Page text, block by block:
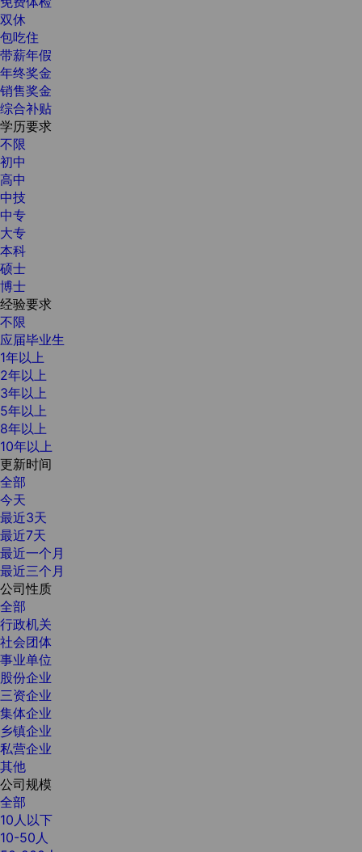
双休
包吃住
带薪年假
年终奖金
销售奖金
综合补贴
学历要求
不限
初中
高中
中技
中专
大专
本科
硕士
博士
经验要求
不限
应届毕业生
1年以上
2年以上
3年以上
5年以上
8年以上
10年以上
更新时间
全部
今天
最近3天
最近7天
最近一个月
最近三个月
公司性质
全部
行政机关
社会团体
事业单位
股份企业
三资企业
集体企业
乡镇企业
私营企业
其他
公司规模
全部
10人以下
10-50人